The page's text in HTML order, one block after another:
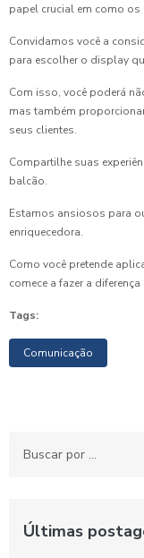
papel crucial em como
Convidamos você a
para escolher o display
Com isso, você poderá
mas também
seus clientes.
Compartilhe suas
balcão.
Estamos ansiosos para
enriquecedora.
Como você pretende
comece a fazer a
Tags:
Comunicação
Últimas